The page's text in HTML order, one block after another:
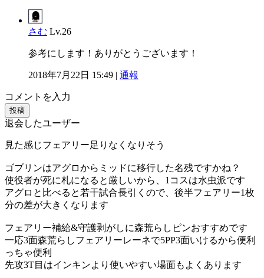
さむ Lv.26
参考にします！ありがとうございます！
2018年7月22日 15:49 | 通報
コメントを入力
投稿
退会したユーザー
見た感じフェアリー足りなくなりそう
ゴブリンはアグロからミッドに移行した名残ですかね？
使役者が死に札になると厳しいから、1コスは水虫派です
アグロと比べると若干試合長引くので、後半フェアリー1枚
分の差が大きくなります
フェアリー補給&守護剥がしに森荒らしピンおすすめです
一応3面森荒らしフェアリーレーネで5PP3面いけるから便利
っちゃ便利
先攻3T目はインキンより使いやすい場面もよくあります